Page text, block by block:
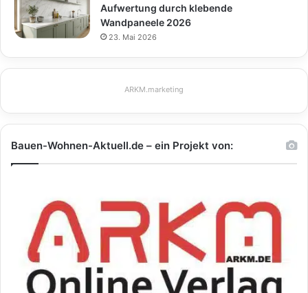
Aufwertung durch klebende
Wandpaneele 2026
23. Mai 2026
ARKM.marketing
Bauen-Wohnen-Aktuell.de – ein Projekt von: